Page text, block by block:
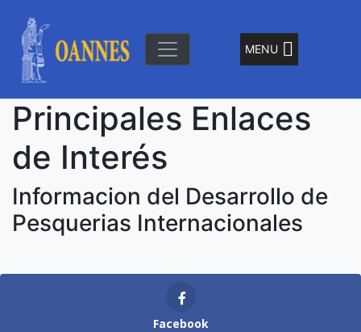
content
Oannes
"El Señor de la Olas"
MENU
Principales Enlaces
de Interés
Informacion del Desarrollo de
Pesquerias Internacionales
Facebook